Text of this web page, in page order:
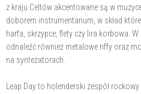
z kraju Celtów akcentowane są w
doborem instrumentarium, w skład
harfa, skrzypce, flety czy lira korbowa.
odnaleźć również metalowe riffy oraz
na syntezatorach.
Leap Day to holenderski zespół